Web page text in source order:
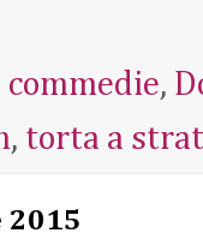
commedie,
, torta a
2015